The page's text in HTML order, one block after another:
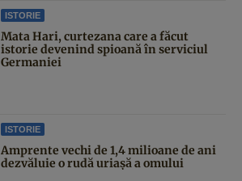
ISTORIE
Mata Hari, curtezana care a făcut
istorie devenind spioană în serviciul
Germaniei
ISTORIE
Amprente vechi de 1,4 milioane de ani
dezvăluie o rudă uriașă a omului